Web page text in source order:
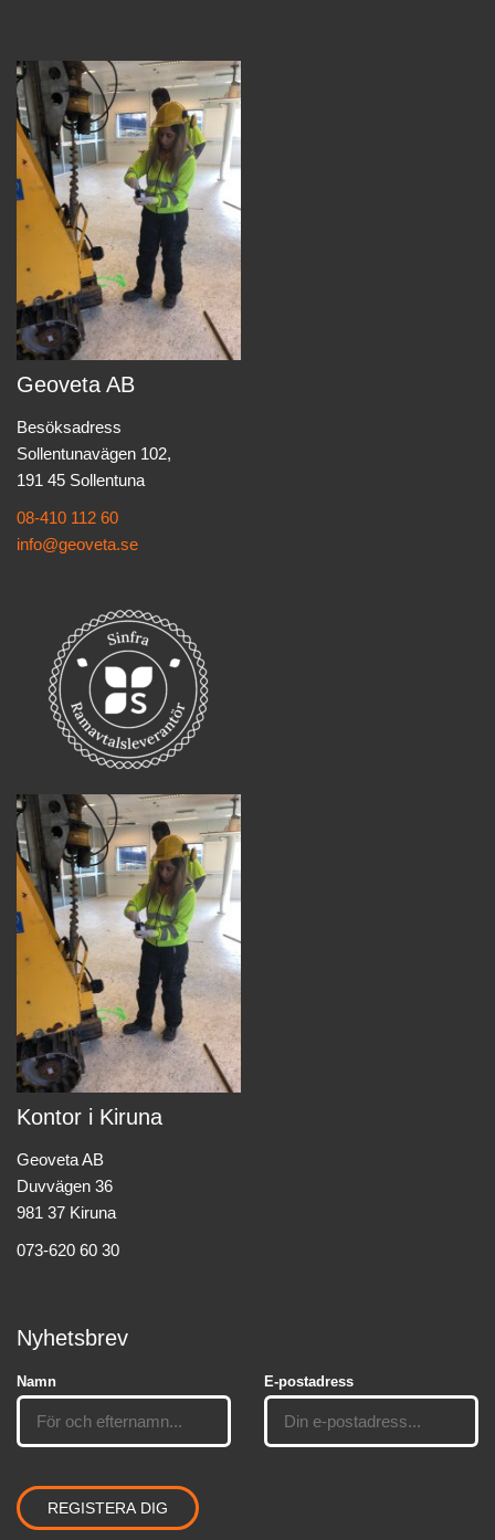
Geoveta AB
Besöksadress
Sollentunavägen 102,
191 45 Sollentuna
08-410 112 60
info@geoveta.se
Kontor i Kiruna
Geoveta AB
Duvvägen 36
981 37 Kiruna
073-620 60 30
Nyhetsbrev
Namn E-postadress